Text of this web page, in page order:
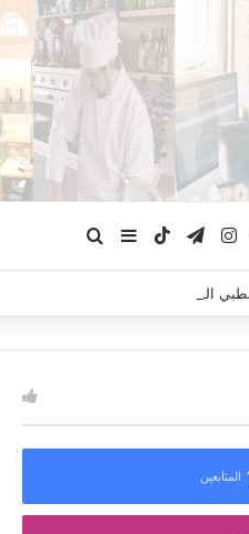
بينتيريستانستقرامتيلقرام‫TikTokإضافة عمود
السريري، دائمًا استشر الطبيب.
المتابعين